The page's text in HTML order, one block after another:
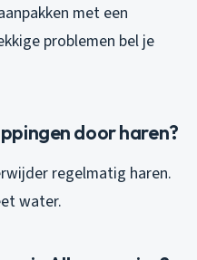
met een
problemen bel je
door haren?
regelmatig haren.
water.